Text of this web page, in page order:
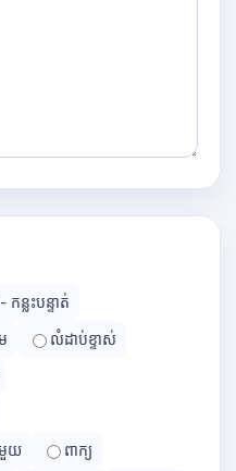
កន្លះបន្ទាត់
លំដាប់ខ្ទាស់
មួយ
ពាក្យ